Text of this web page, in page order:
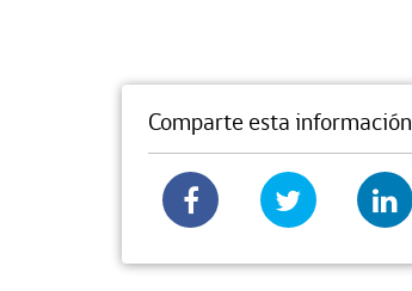
Comparte esta información